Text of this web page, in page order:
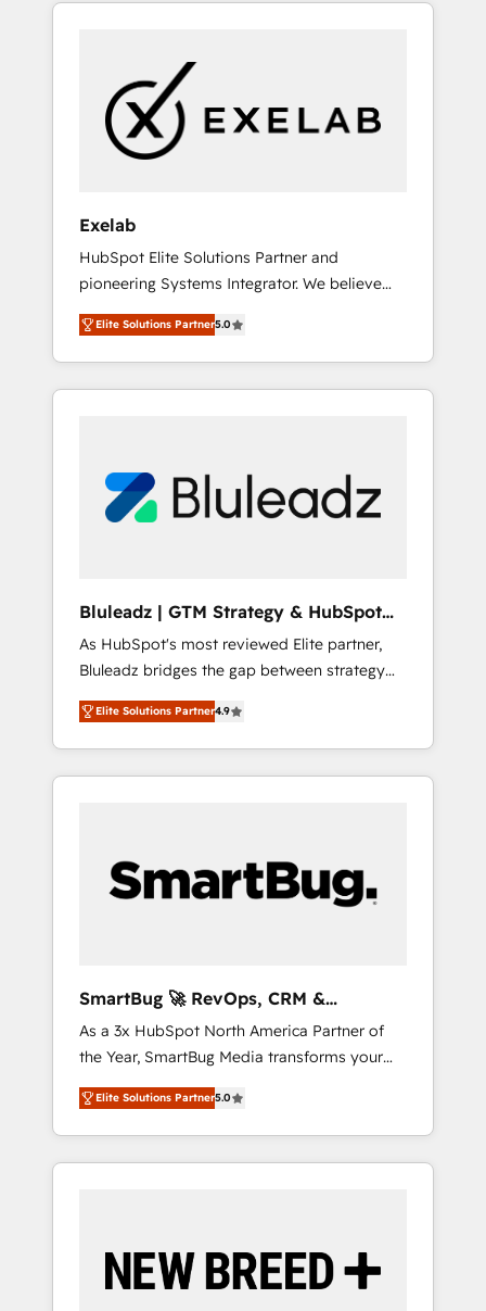
to HubSpot or expanding into more
clean, scalable, AI-ready systems that create
long-term value and a consistently strong
client experience.
本のAIネイティブ・エージェンシーです。事業
部・グループ会社・部門が分立する組織で、デ
ータと業務プロセスのサイロ化を、CRMを軸と
した全社共通基盤に再構築します。意思決定
ら、GTMの見える化・自動化まで。全Hub統合
運用、データ品質設計、グループ横断のCRM統
合に対応します。 2️⃣ AIエージェント組織構築
営業・マーケティング業務の一部をAIが自律実
行する組織への移行を設計・実装。Breeze・
Claude等をHubSpotと連携させ、役割定義・運
用ルール・成果指標まで含めて設計します。 3️⃣
PMOとして主導。「設定の代行ではなく、設計
の責任」を引き受け、部門横断の統合・浸透・
変革管理を実行します。 ▸ CMS戦略設計・構
Hubで一体提供。 ▸ 既存CRM・MAからの移行
支援：Salesforce・Marketo・Pardot等からの
移行、カスタム設計、履歴データ移行と活用設
計まで。 ▸ AEO対応：ChatGPT・Perplexity等
のAI検索からの流入・引用を前提にコンテンツ
HubSpotアワード受賞・HUGリーダー ✓
AI活用に関するご相談、現状整理の壁打ちな
ど、構想段階からお気軽にお問い合わせくださ
Exelab
HubSpot Elite Solutions Partner and
pioneering Systems Integrator. We believe
technology should serve business strategy,
not the other way around. Every engagement
begins with clear objectives, customer
journey mapping, and measurable KPIs. Only
Connectors, workflows, and data
architectures that make HubSpot the
HubSpot beyond standard configurations. -
AI-FIRST- AI across customer-facing
operations to accelerate decisions,
streamline processes, and unlock efficiency
at scale. From predictive intelligence to
conversational AI, we turn data into action
and automation into competitive advantage.
Elite Solutions Partner5.0
Bluleadz | GTM Strategy & HubSpot
Implementation
As HubSpot's most reviewed Elite partner,
Bluleadz bridges the gap between strategy
and execution. We don't just "set up tools" —
we install the GTM Operating System (GTM
OS) to align your leadership and engineer a
portal that drives predictable revenue
and Story to stop "accelerating a mess." ⚙️
Elite Engineering & AI Scalable Architecture:
agents, and high-integrity migrations for total
reporting clarity. Security & Compliance: SOC
2 Type I and HIPAA attested for enterprise-
grade data security. 🏆 Why Bluleadz? GTM
OS Partner | 16+ Years Experience | 1,000+
Five-Star Reviews
Elite Solutions Partner4.9
SmartBug 🚀 RevOps, CRM &
Integration Experts
As a 3x HubSpot North America Partner of
the Year, SmartBug Media transforms your
customer lifecycle into a revenue engine. Our
unified ecosystem includes specialized
divisions Globalia (AI & Software) and Point
Success Media (Paid Media), making this the
by Globalia’s technical development team. -
19 HubSpot-certified trainers to drive
Elite Solutions Partner5.0